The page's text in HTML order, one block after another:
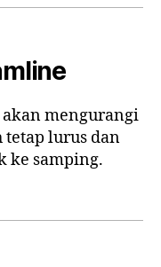
mengurangi
tetap lurus dan
ke samping.